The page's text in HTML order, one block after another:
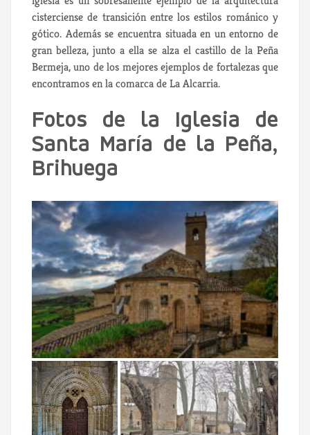
cisterciense de transición entre los estilos románico y
gótico. Además se encuentra situada en un entorno de
gran belleza, junto a ella se alza el castillo de la Peña
Bermeja, uno de los mejores ejemplos de fortalezas que
encontramos en la comarca de La Alcarria.
Fotos de la Iglesia de
Santa María de la Peña,
Brihuega